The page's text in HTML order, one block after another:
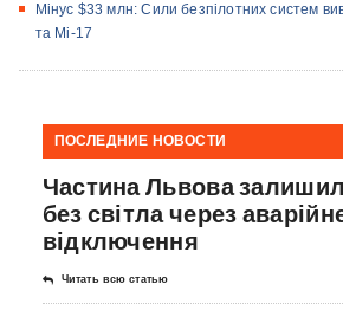
Мінус $33 млн: Сили безпілотних систем
та Мі-17
ПОСЛЕДНИЕ НОВОСТИ
Частина Львова
без світла через
відключення
Читать всю статью